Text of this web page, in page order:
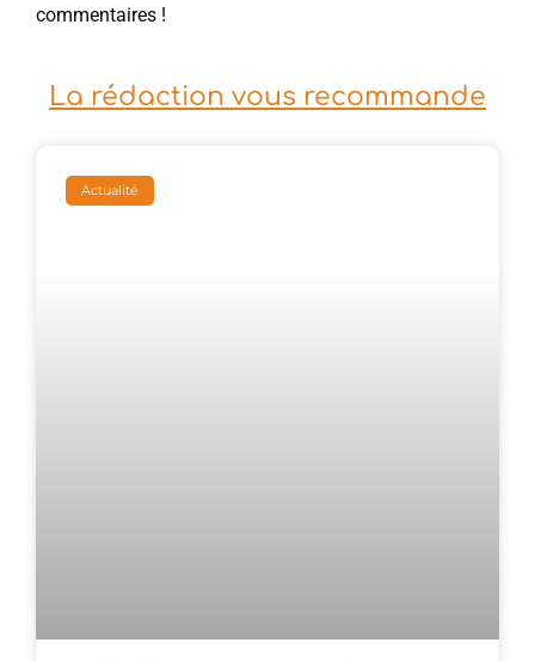
commentaires !
La rédaction vous recommande
Actualité